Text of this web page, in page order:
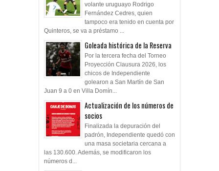
volante uruguayo Rodrigo
Fernández Cedres, quien
tampoco era tenido en cuenta por
Quinteros, se va a préstamo ...
Goleada histórica de la Reserva
Por la tercera fecha del Torneo
Proyección Clausura 2026, los
chicos de Independiente
golearon a San Martín de San
Juan 9 a 0 en Villa Domín...
Actualización de los números de
socios
Finalizada la depuración del
padrón, Independiente quedó con
una masa societaria cercana a
las 130.600. Además, se modificaron los
números d...